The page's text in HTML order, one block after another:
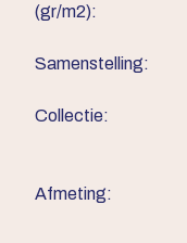
(gr/m2):
Samenstelling:
Collectie:
Afmeting: